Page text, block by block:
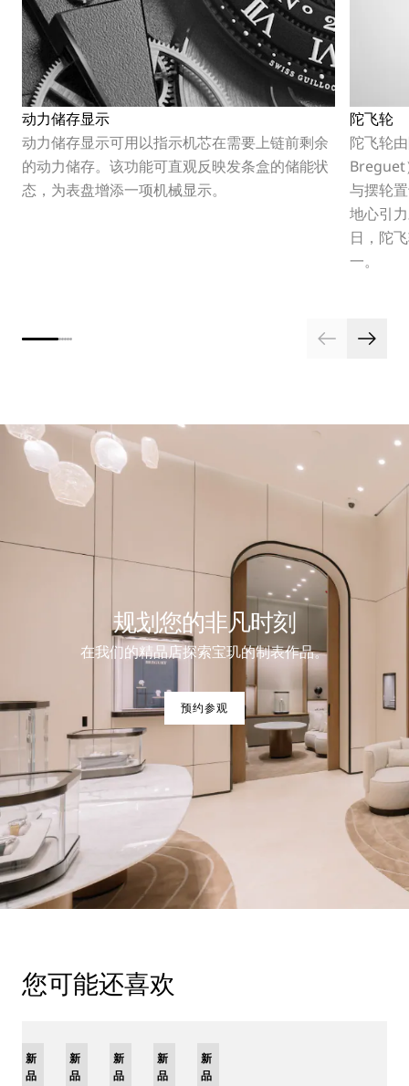
动力储存显示
动力储存显示可用以指示机芯在需要上链前剩余
的动力储存。该功能可直观反映发条盒的储能状
态，为表盘增添一项机械显示。
陀飞轮
陀飞轮
Breguet
与摆轮
地心引
日，陀
一。
规划您的非凡时刻
在我们的精品店探索宝玑的制表作品。
预约参观
您可能还喜欢
新
品
新
品
新
品
新
品
新
品